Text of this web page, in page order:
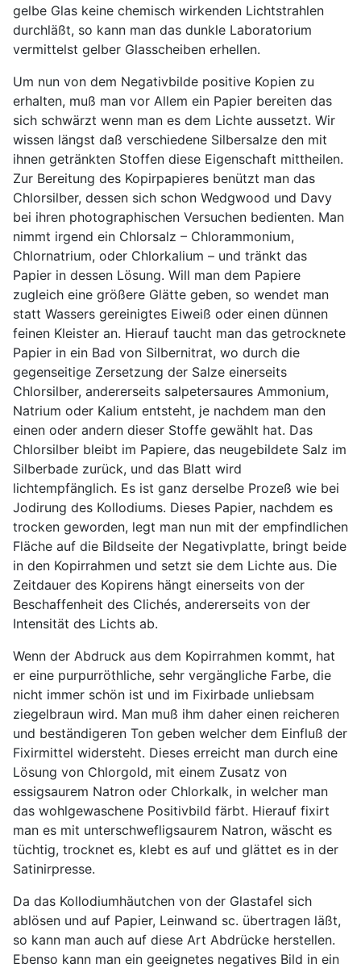
gelbe Glas keine chemisch wirkenden Lichtstrahlen
durchläßt, so kann man das dunkle Laboratorium
vermittelst gelber Glasscheiben erhellen.
Um nun von dem Negativbilde positive Kopien zu
erhalten, muß man vor Allem ein Papier bereiten das
sich schwärzt wenn man es dem Lichte aussetzt. Wir
wissen längst daß verschiedene Silbersalze den mit
ihnen getränkten Stoffen diese Eigenschaft mittheilen.
Zur Bereitung des Kopirpapieres benützt man das
Chlorsilber, dessen sich schon Wedgwood und Davy
bei ihren photographischen Versuchen bedienten. Man
nimmt irgend ein Chlorsalz – Chlorammonium,
Chlornatrium, oder Chlorkalium – und tränkt das
Papier in dessen Lösung. Will man dem Papiere
zugleich eine größere Glätte geben, so wendet man
statt Wassers gereinigtes Eiweiß oder einen dünnen
feinen Kleister an. Hierauf taucht man das getrocknete
Papier in ein Bad von Silbernitrat, wo durch die
gegenseitige Zersetzung der Salze einerseits
Chlorsilber, andererseits salpetersaures Ammonium,
Natrium oder Kalium entsteht, je nachdem man den
einen oder andern dieser Stoffe gewählt hat. Das
Chlorsilber bleibt im Papiere, das neugebildete Salz im
Silberbade zurück, und das Blatt wird
lichtempfänglich. Es ist ganz derselbe Prozeß wie bei
Jodirung des Kollodiums. Dieses Papier, nachdem es
trocken geworden, legt man nun mit der empfindlichen
Fläche auf die Bildseite der Negativplatte, bringt beide
in den Kopirrahmen und setzt sie dem Lichte aus. Die
Zeitdauer des Kopirens hängt einerseits von der
Beschaffenheit des Clichés, andererseits von der
Intensität des Lichts ab.
Wenn der Abdruck aus dem Kopirrahmen kommt, hat
er eine purpurröthliche, sehr vergängliche Farbe, die
nicht immer schön ist und im Fixirbade unliebsam
ziegelbraun wird. Man muß ihm daher einen reicheren
und beständigeren Ton geben welcher dem Einfluß der
Fixirmittel widersteht. Dieses erreicht man durch eine
Lösung von Chlorgold, mit einem Zusatz von
essigsaurem Natron oder Chlorkalk, in welcher man
das wohlgewaschene Positivbild färbt. Hierauf fixirt
man es mit unterschwefligsaurem Natron, wäscht es
tüchtig, trocknet es, klebt es auf und glättet es in der
Satinirpresse.
Da das Kollodiumhäutchen von der Glastafel sich
ablösen und auf Papier, Leinwand sc. übertragen läßt,
so kann man auch auf diese Art Abdrücke herstellen.
Ebenso kann man ein geeignetes negatives Bild in ein